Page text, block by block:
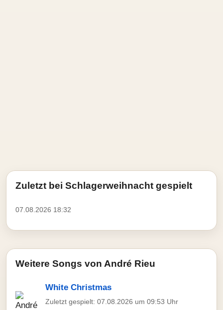
Zuletzt bei Schlagerweihnacht gespielt
07.08.2026 18:32
Weitere Songs von André Rieu
White Christmas
Zuletzt gespielt: 07.08.2026 um 09:53 Uhr